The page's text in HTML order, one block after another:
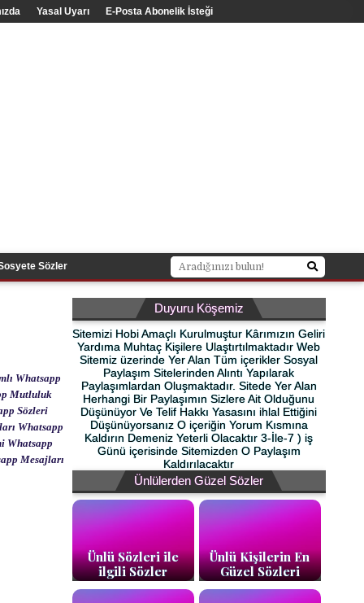
Yasal Uyarı E-Posta Abonelik İsteği
Sözler
Whatsapp
Mutluluk
Sözleri
Whatsapp
Whatsapp
Mesajları
Duyuru Köşemiz
Sitemizi Hobi Amaçlı Kurulmuştur Kârımızın Geliri
Yardıma Muhtaç Kişilere Ulaştırtılmaktadır Web
Sitemiz üzerinde Yer Alan Tüm içerikler Sosyal
Paylaşım Sitelerinden Alıntı Yapılarak
Paylaşımlardan Oluşmaktadır. Sitede Yer Alan
Herhangi Bir Paylaşımın Sizlere Ait Olduğunu
Düşünüyor Ve Telif Hakkı Yasasını ihlal Ettiğini
Düşünüyorsanız O içeriğin Yorum Kısmına
Kaldırın Demeniz Yeterli Olacaktır 3-İle-7 ) iş
Günü içerisinde Sitemizden O Paylaşım
Kaldırılacaktır
Ünlülerden Güzel Sözler
Ünlü Sözleri ile
ilgili Sözler
Ünlü Kişilerin En
Güzel Sözleri